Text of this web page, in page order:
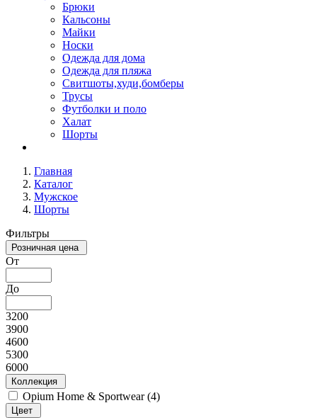
Брюки
Кальсоны
Майки
Носки
Одежда для дома
Одежда для пляжа
Свитшоты,худи,бомберы
Трусы
Футболки и поло
Халат
Шорты
Главная
Каталог
Мужское
Шорты
Фильтры
Розничная цена
От
До
3200
3900
4600
5300
6000
Коллекция
Opium Home & Sportwear (4)
Цвет